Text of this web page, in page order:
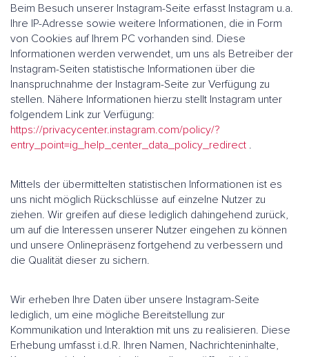
Beim Besuch unserer Instagram-Seite erfasst Instagram u.a.
Ihre IP-Adresse sowie weitere Informationen, die in Form
von Cookies auf Ihrem PC vorhanden sind. Diese
Informationen werden verwendet, um uns als Betreiber der
Instagram-Seiten statistische Informationen über die
Inanspruchnahme der Instagram-Seite zur Verfügung zu
stellen. Nähere Informationen hierzu stellt Instagram unter
folgendem Link zur Verfügung:
https://privacycenter.instagram.com/policy/?
entry_point=ig_help_center_data_policy_redirect .
Mittels der übermittelten statistischen Informationen ist es
uns nicht möglich Rückschlüsse auf einzelne Nutzer zu
ziehen. Wir greifen auf diese lediglich dahingehend zurück,
um auf die Interessen unserer Nutzer eingehen zu können
und unsere Onlinepräsenz fortgehend zu verbessern und
die Qualität dieser zu sichern.
Wir erheben Ihre Daten über unsere Instagram-Seite
lediglich, um eine mögliche Bereitstellung zur
Kommunikation und Interaktion mit uns zu realisieren. Diese
Erhebung umfasst i.d.R. Ihren Namen, Nachrichteninhalte,